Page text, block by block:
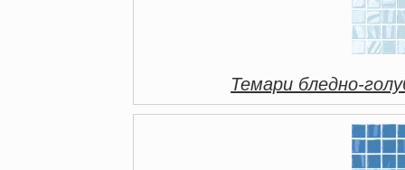
Темари бледно-